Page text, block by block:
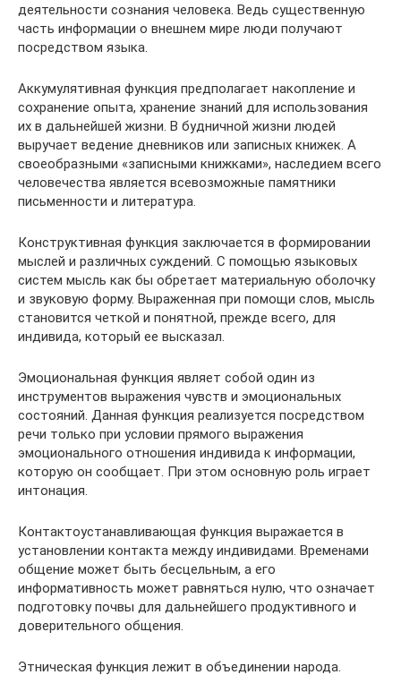
деятельности сознания человека. Ведь существенную
часть информации о внешнем мире люди получают
посредством языка.
Аккумулятивная функция предполагает накопление и
сохранение опыта, хранение знаний для использования
их в дальнейшей жизни. В будничной жизни людей
выручает ведение дневников или записных книжек. А
своеобразными «записными книжками», наследием всего
человечества является всевозможные памятники
письменности и литература.
Конструктивная функция заключается в формировании
мыслей и различных суждений. С помощью языковых
систем мысль как бы обретает материальную оболочку
и звуковую форму. Выраженная при помощи слов, мысль
становится четкой и понятной, прежде всего, для
индивида, который ее высказал.
Эмоциональная функция являет собой один из
инструментов выражения чувств и эмоциональных
состояний. Данная функция реализуется посредством
речи только при условии прямого выражения
эмоционального отношения индивида к информации,
которую он сообщает. При этом основную роль играет
интонация.
Контактоустанавливающая функция выражается в
установлении контакта между индивидами. Временами
общение может быть бесцельным, а его
информативность может равняться нулю, что означает
подготовку почвы для дальнейшего продуктивного и
доверительного общения.
Этническая функция лежит в объединении народа.